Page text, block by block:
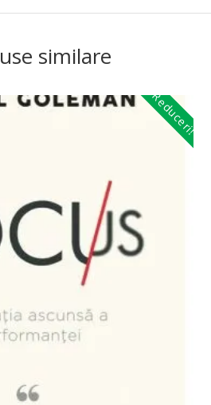
similare
Reduceri!